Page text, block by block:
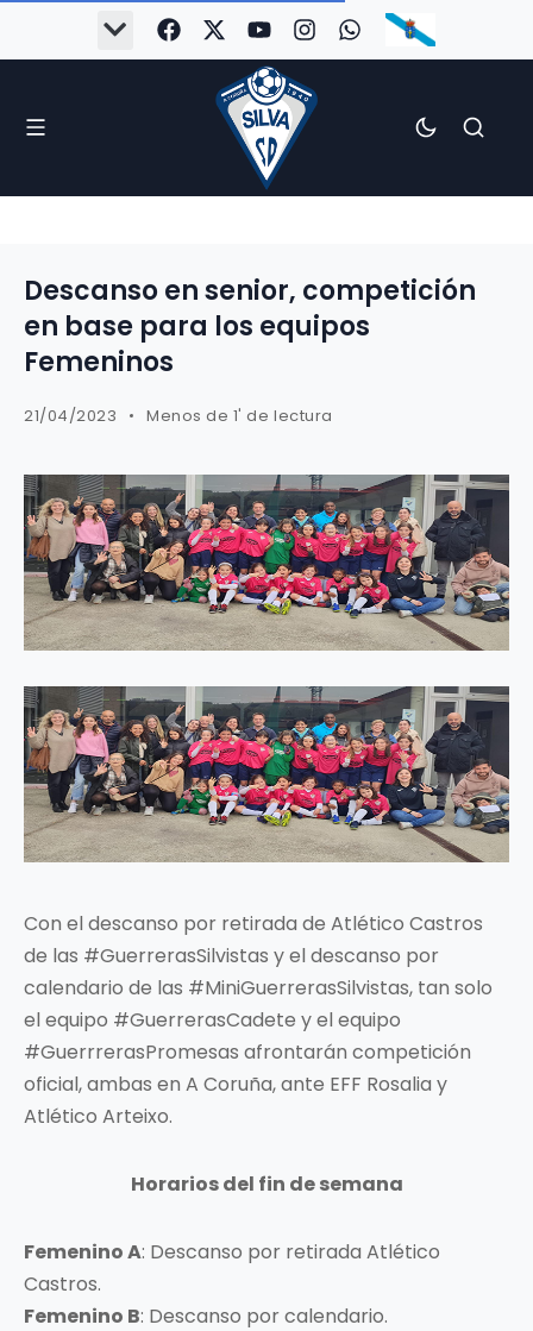
Descanso en senior, competición
en base para los equipos
Femeninos
21/04/2023 Menos de 1' de lectura
Con el descanso por retirada de Atlético Castros
de las #GuerrerasSilvistas y el descanso por
calendario de las #MiniGuerrerasSilvistas, tan solo
el equipo #GuerrerasCadete y el equipo
#GuerrrerasPromesas afrontarán competición
oficial, ambas en A Coruña, ante EFF Rosalia y
Atlético Arteixo.
Horarios del fin de semana
Femenino A: Descanso por retirada Atlético
Castros.
Femenino B: Descanso por calendario.